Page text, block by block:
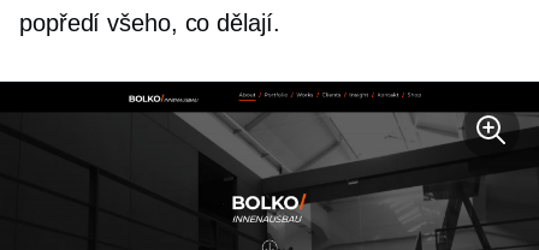
popředí všeho, co dělají.